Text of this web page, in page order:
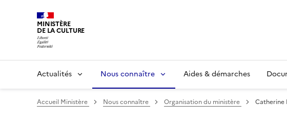
MINISTÈRE
DE LA CULTURE
Actualités Nous connaître Aides & démarches
Accueil Ministère Nous connaître Organisation du ministère Catherine